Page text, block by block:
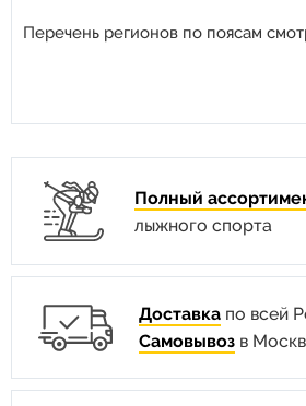
Перечень регионов по поясам
Полный
лыжного спорта
Доставка по всей
Самовывоз в